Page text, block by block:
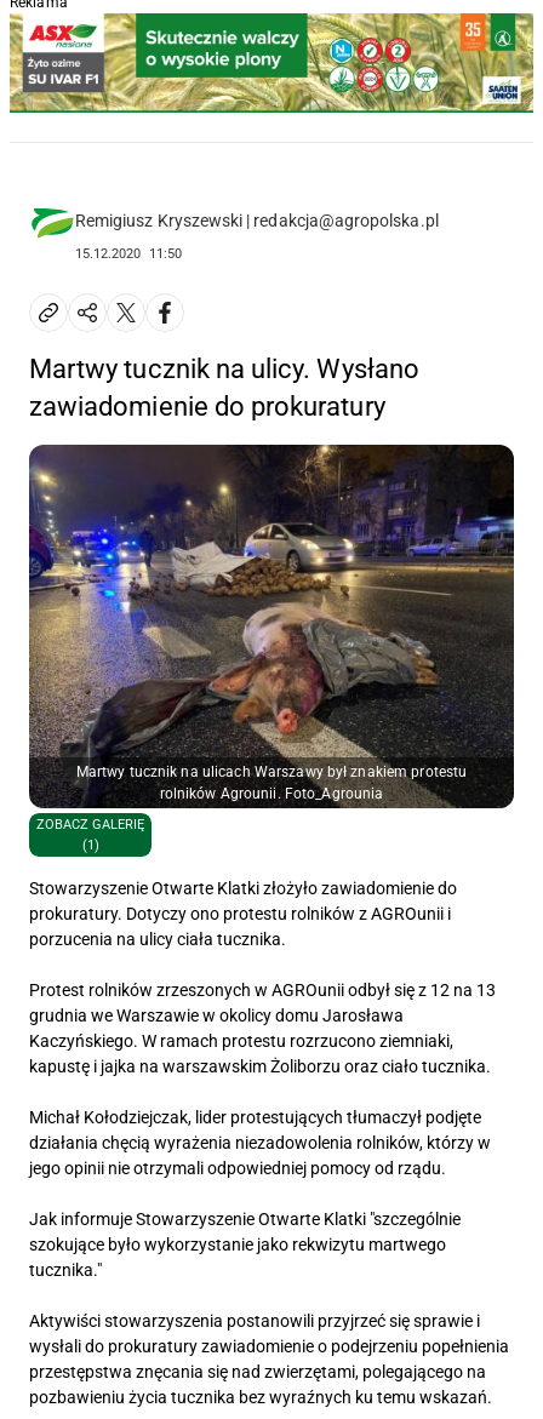
Remigiusz Kryszewski | redakcja@agropolska.pl
15.12.2020 11:50
Martwy tucznik na ulicy. Wysłano
zawiadomienie do prokuratury
Martwy tucznik na ulicach Warszawy był znakiem protestu
rolników Agrounii. Foto_Agrounia
ZOBACZ GALERIĘ
(1)
Stowarzyszenie Otwarte Klatki złożyło zawiadomienie do
prokuratury. Dotyczy ono protestu rolników z AGROunii i
porzucenia na ulicy ciała tucznika.
Protest rolników zrzeszonych w AGROunii odbył się z 12 na 13
grudnia we Warszawie w okolicy domu Jarosława
Kaczyńskiego. W ramach protestu rozrzucono ziemniaki,
kapustę i jajka na warszawskim Żoliborzu oraz ciało tucznika.
Michał Kołodziejczak, lider protestujących tłumaczył podjęte
działania chęcią wyrażenia niezadowolenia rolników, którzy w
jego opinii nie otrzymali odpowiedniej pomocy od rządu.
Jak informuje Stowarzyszenie Otwarte Klatki "szczególnie
szokujące było wykorzystanie jako rekwizytu martwego
tucznika."
Aktywiści stowarzyszenia postanowili przyjrzeć się sprawie i
wysłali do prokuratury zawiadomienie o podejrzeniu popełnienia
przestępstwa znęcania się nad zwierzętami, polegającego na
pozbawieniu życia tucznika bez wyraźnych ku temu wskazań.